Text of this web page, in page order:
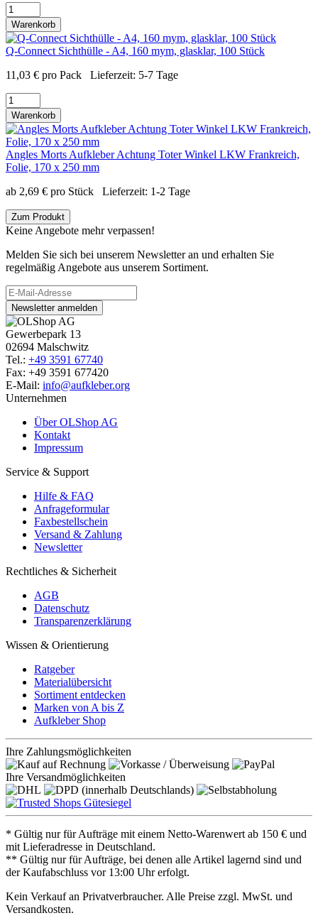
Warenkorb
Q-Connect Sichthülle - A4, 160 mym, glasklar, 100 Stück
11,03 € pro Pack Lieferzeit: 5-7 Tage
Warenkorb
Angles Morts Aufkleber Achtung Toter Winkel LKW Frankreich,
Folie, 170 x 250 mm
ab 2,69 € pro Stück Lieferzeit: 1-2 Tage
Zum Produkt
Keine Angebote mehr verpassen!
Melden Sie sich bei unserem Newsletter an und erhalten Sie
regelmäßig Angebote aus unserem Sortiment.
Newsletter anmelden
Gewerbepark 13
02694 Malschwitz
Tel.: +49 3591 67740
Fax: +49 3591 677420
E-Mail: info@aufkleber.org
Unternehmen
Über OLShop AG
Kontakt
Impressum
Service & Support
Hilfe & FAQ
Anfrageformular
Faxbestellschein
Versand & Zahlung
Newsletter
Rechtliches & Sicherheit
AGB
Datenschutz
Transparenzerklärung
Wissen & Orientierung
Ratgeber
Materialübersicht
Sortiment entdecken
Marken von A bis Z
Aufkleber Shop
Ihre Zahlungsmöglichkeiten
Ihre Versandmöglichkeiten
* Gültig nur für Aufträge mit einem Netto-Warenwert ab 150 € und
mit Lieferadresse in Deutschland.
** Gültig nur für Aufträge, bei denen alle Artikel lagernd sind und
der Kaufabschluss vor 13:00 Uhr erfolgt.
Kein Verkauf an Privatverbraucher. Alle Preise zzgl. MwSt. und
Versandkosten.